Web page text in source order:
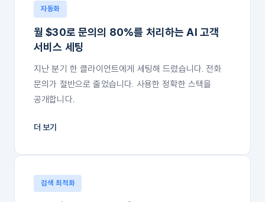
자동화
월 $30로 문의의 80%를 처리하는 AI 고객
서비스 세팅
지난 분기 한 클라이언트에게 세팅해 드렸습니다. 전화
문의가 절반으로 줄었습니다. 사용한 정확한 스택을
공개합니다.
더 보기
검색 최적화